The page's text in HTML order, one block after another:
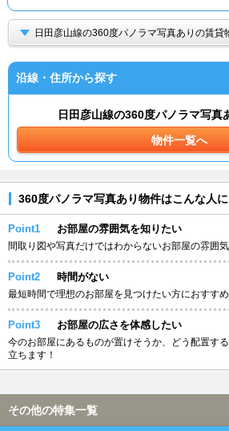
日田彦山線の360度パノラマ写真ありの賃貸
沿線・住所から探す
日田彦山線の360度パノラマ写真
物件一覧へ
360度パノラマ写真あり物件はこんな人
Point1 お部屋の雰囲気を知りたい
間取り図や写真だけではわからないお部屋の雰囲
Point2 時間がない
最短時間で理想のお部屋を見つけたい方におすすめ
Point3 お部屋の広さを体感したい
今のお部屋にあるものが置けそうか、どう配置す
立ちます！
その他の特集一覧